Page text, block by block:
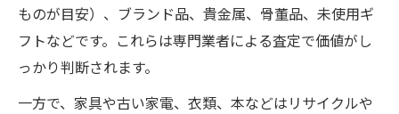
ものが目安）、ブランド品、貴金属、骨董品、未使用ギ
フトなどです。これらは専門業者による査定で価値がし
っかり判断されます。
一方で、家具や古い家電、衣類、本などはリサイクルや